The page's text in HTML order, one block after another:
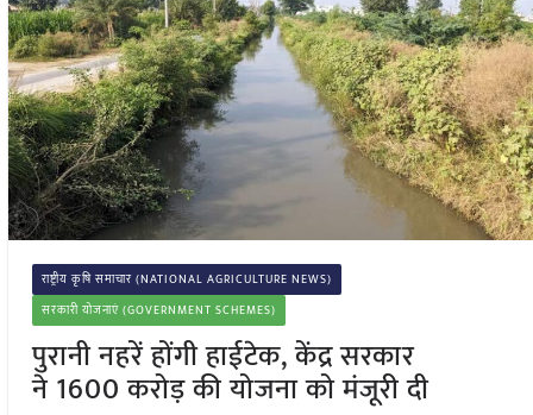
राष्ट्रीय कृषि समाचार (NATIONAL AGRICULTURE NEWS)
सरकारी योजनाएं (GOVERNMENT SCHEMES)
पुरानी नहरें होंगी हाईटेक, केंद्र सरकार
ने 1600 करोड़ की योजना को मंजूरी दी